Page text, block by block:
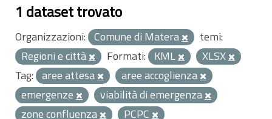
1 dataset trovato
Organizzazioni: Comune di Matera
temi:
Regioni e città
Formati: KML
XLSX
Tag: aree attesa
aree accoglienza
emergenze
viabilità di emergenza
zone confluenza
PCPC